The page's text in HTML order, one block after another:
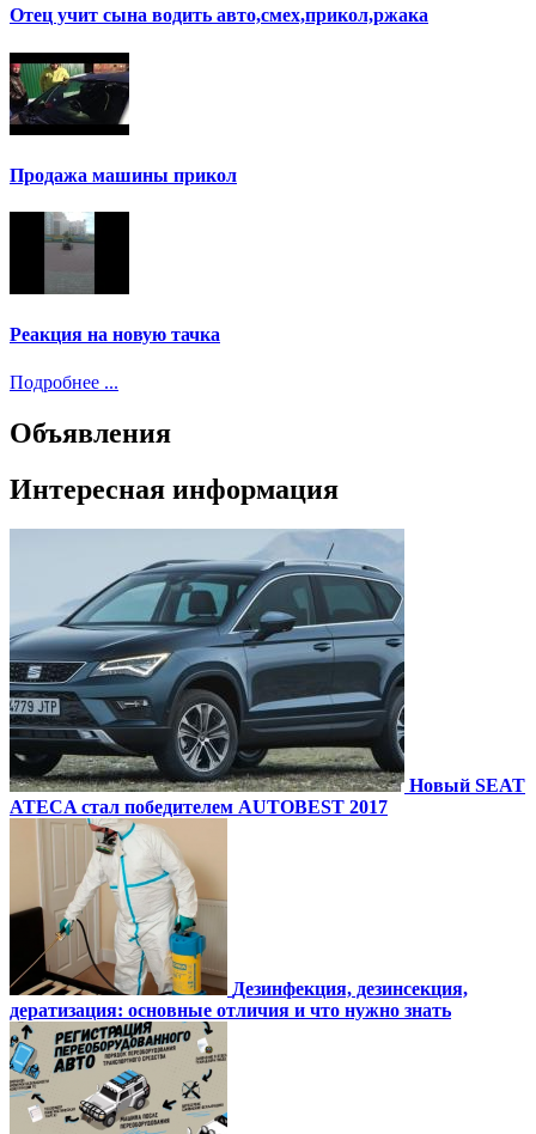
Отец учит сына водить авто,смех,прикол,ржака
Продажа машины прикол
Реакция на новую тачка
Подробнее ...
Объявления
Интересная информация
Новый SEAT
ATECA стал победителем AUTOBEST 2017
Дезинфекция, дезинсекция,
дератизация: основные отличия и что нужно знать